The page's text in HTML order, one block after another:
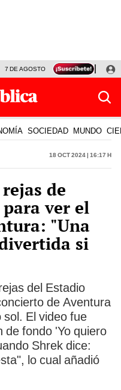
7 DE AGOSTO TINKA RESULTADOS
SOCIEDAD MUNDO
18 Oct 2024 | 16:17 h
de
ver el
"Una
si
del Estadio
de Aventura
El video fue
de fondo 'Yo quiero
Shrek dice:
lo cual añadió